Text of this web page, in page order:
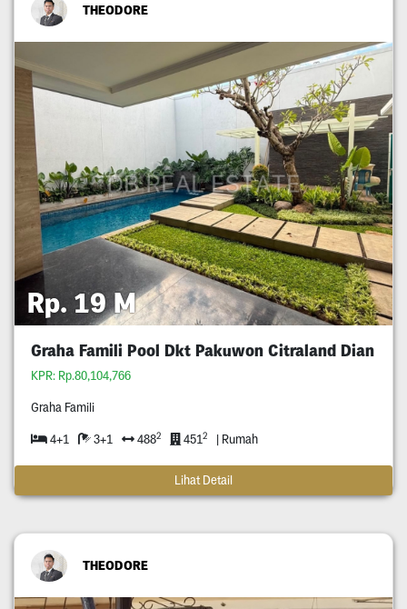
THEODORE
Rp. 19 M
Graha Famili Pool Dkt Pakuwon Citraland Dian
KPR: Rp.80,104,766
Graha Famili
4+1 3+1 4882 4512 | Rumah
Lihat Detail
THEODORE